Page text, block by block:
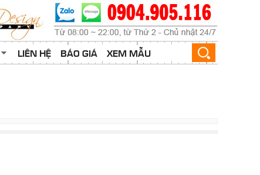
LIÊN HỆ BÁO GIÁ XEM MẪU